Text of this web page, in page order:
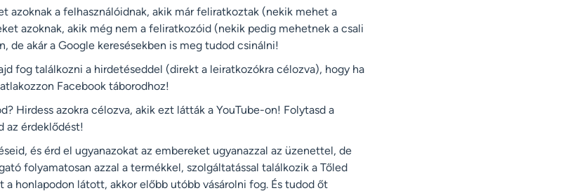
azoknak a felhasználóidnak, akik már feliratkoztak (nekik mehet a
azoknak, akik még nem a feliratkozóid (nekik pedig mehetnek a csali
de akár a Google keresésekben is meg tudod csinálni!
fog találkozni a hirdetéseddel (direkt a leiratkozókra célozva), hogy ha
Facebook táborodhoz!
Hirdess azokra célozva, akik ezt látták a YouTube-on! Folytasd a
az érdeklődést!
és érd el ugyanazokat az embereket ugyanazzal az üzenettel, de
folyamatosan azzal a termékkel, szolgáltatással találkozik a Tőled
a honlapodon látott, akkor előbb utóbb vásárolni fog. És tudod őt